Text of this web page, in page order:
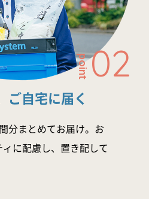
point02
ご自宅に届く
分まとめてお届け。お
に配慮し、置き配して